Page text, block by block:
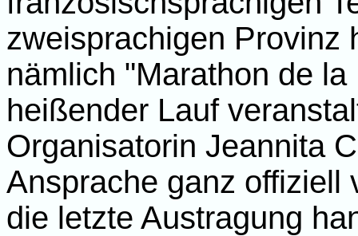
zweisprachigen Provinz
nämlich "Marathon de
heißender Lauf
Organisatorin Jeannita
Ansprache ganz offiziell
die letzte Austragung